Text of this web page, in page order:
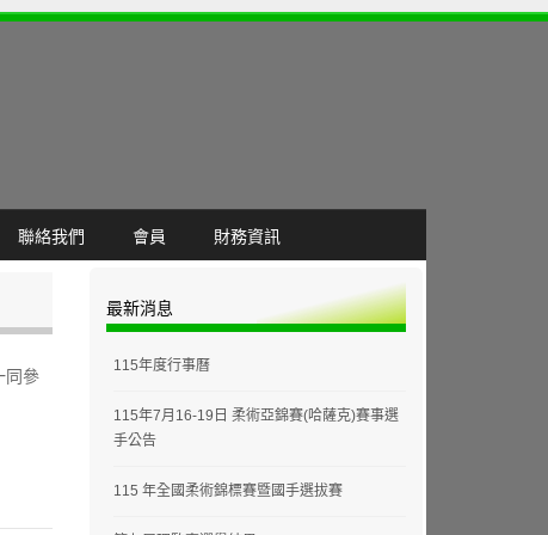
聯絡我們 會員 財務資訊
同參
最新消息
115年度行事曆
115年7月16-19日 柔術亞錦賽(哈薩克)賽事選
手公告
115 年全國柔術錦標賽暨國手選拔賽